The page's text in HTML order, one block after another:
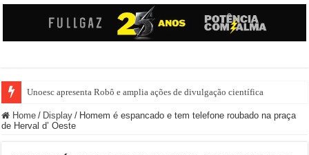
Unoesc apresenta Robô e amplia ações de divulgação científica
Família venezuelana percorre mais de 100 km, paga aluguel adiantado e
Home / Display / Homem é espancado e tem telefone roubado na praça
de Herval d’ Oeste